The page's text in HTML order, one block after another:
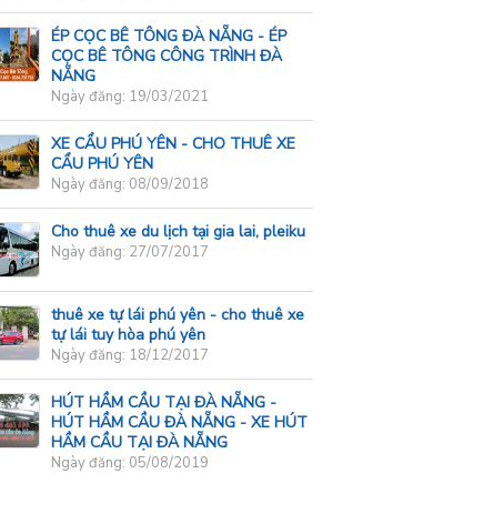
ÉP CỌC BÊ TÔNG ĐÀ NẴNG - ÉP
CỌC BÊ TÔNG CÔNG TRÌNH ĐÀ
NẴNG
Ngày đăng: 19/03/2021
XE CẨU PHÚ YÊN - CHO THUÊ XE
CẨU PHÚ YÊN
Ngày đăng: 08/09/2018
Cho thuê xe du lịch tại gia lai, pleiku
Ngày đăng: 27/07/2017
thuê xe tự lái phú yên - cho thuê xe
tự lái tuy hòa phú yên
Ngày đăng: 18/12/2017
HÚT HẦM CẦU TẠI ĐÀ NẴNG -
HÚT HẦM CẦU ĐÀ NẴNG - XE HÚT
HẦM CẦU TẠI ĐÀ NẴNG
Ngày đăng: 05/08/2019